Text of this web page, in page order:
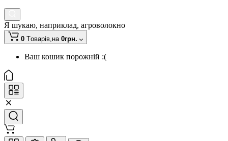
Я шукаю, наприклад, агроволокно
0 Tоварів,на 0грн.
Ваш кошик порожній :(